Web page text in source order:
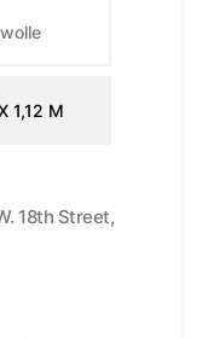
1,12 M
18th Street,